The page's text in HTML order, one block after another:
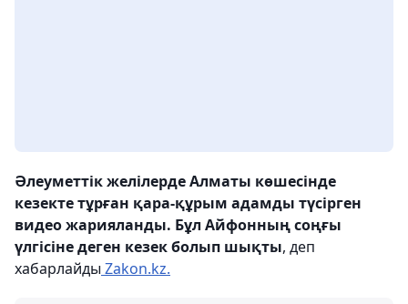
Әлеуметтік желілерде Алматы көшесінде
кезекте тұрған қара-құрым адамды түсірген
видео жарияланды. Бұл Айфонның соңғы
үлгісіне деген кезек болып шықты, деп
хабарлайды Zakon.kz.